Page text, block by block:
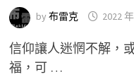
by 布雷克 2022
信仰讓人迷惘不解，
福，可 …